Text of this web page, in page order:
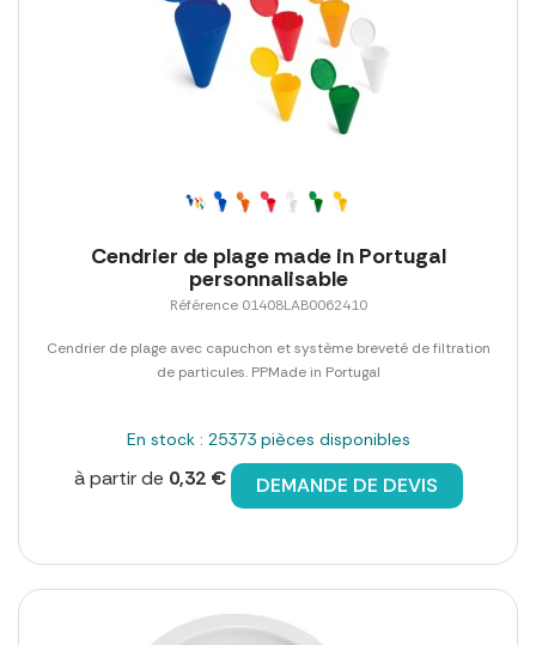
Cendrier de plage made in Portugal
personnalisable
Référence 01408LAB0062410
Cendrier de plage avec capuchon et système breveté de filtration
de particules. PPMade in Portugal
En stock : 25373 pièces disponibles
à partir de 0,32 € DEMANDE DE DEVIS